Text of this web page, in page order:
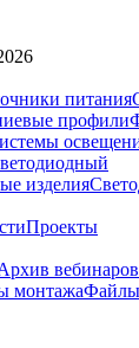
питания
профили
изделия
Проекты
вебинаров
монтажа